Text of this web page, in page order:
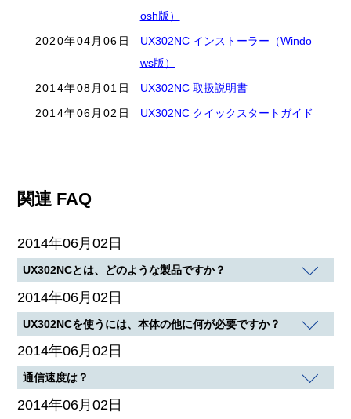
osh版）
2020年04月06日
UX302NC インストーラー（Windo
ws版）
2014年08月01日
UX302NC 取扱説明書
2014年06月02日
UX302NC クイックスタートガイド
関連 FAQ
2014年06月02日
UX302NCとは、どのような製品ですか？
2014年06月02日
UX302NCを使うには、本体の他に何が必要ですか？
2014年06月02日
通信速度は？
2014年06月02日